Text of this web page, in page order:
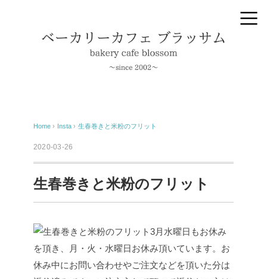
Home › Insta › 生春巻きと米粉のフリット
2020-03-26
生春巻きと米粉のフリット